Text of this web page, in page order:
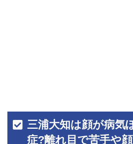
三浦大知は顔が病気
症?離れ目で苦手や